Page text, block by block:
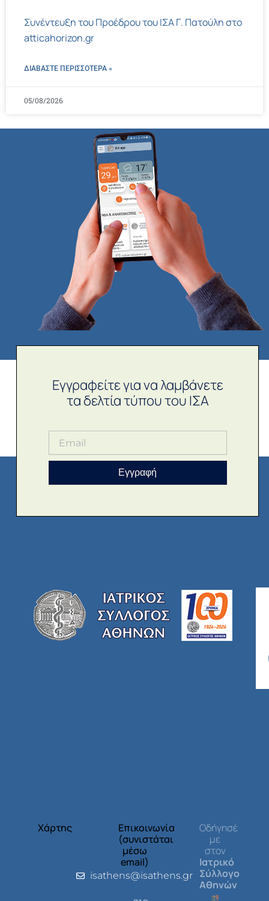
Συνέντευξη του Προέδρου του ΙΣΑ Γ. Πατούλη στο
atticahorizon.gr
ΔΙΑΒΑΣΤΕ ΠΕΡΙΣΣΌΤΕΡΑ »
05/08/2026
Εγγραφείτε για να λαμβάνετε
τα δελτία τύπου του ΙΣΑ
Εγγραφή
Χάρτης
Επικοινωνία
(συνιστάται
μέσω
email)
isathens@isathens.gr
Οδήγησέ
με
στον
Ιατρικό
Σύλλογο
Αθηνών